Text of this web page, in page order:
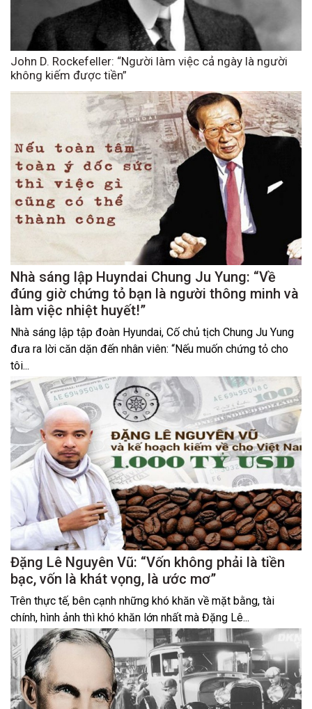
John D. Rockefeller: “Người làm việc cả ngày là người
không kiếm được tiền”
Nhà sáng lập Huyndai Chung Ju Yung: “Về
đúng giờ chứng tỏ bạn là người thông minh và
làm việc nhiệt huyết!”
Nhà sáng lập tập đoàn Hyundai, Cố chủ tịch Chung Ju Yung
đưa ra lời căn dặn đến nhân viên: “Nếu muốn chứng tỏ cho
tôi...
Đặng Lê Nguyên Vũ: “Vốn không phải là tiền
bạc, vốn là khát vọng, là ước mơ”
Trên thực tế, bên cạnh những khó khăn về mặt bằng, tài
chính, hình ảnh thì khó khăn lớn nhất mà Đặng Lê...